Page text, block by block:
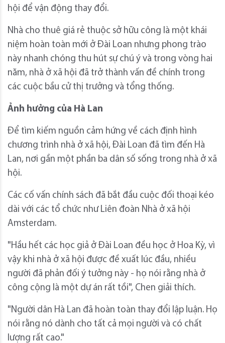
hội để vận động thay đổi.
Nhà cho thuê giá rẻ thuộc sở hữu công là một khái
niệm hoàn toàn mới ở Đài Loan nhưng phong trào
này nhanh chóng thu hút sự chú ý và trong vòng hai
năm, nhà ở xã hội đã trở thành vấn đề chính trong
các cuộc bầu cử thị trưởng và tổng thống.
Ảnh hưởng của Hà Lan
Để tìm kiếm nguồn cảm hứng về cách định hình
chương trình nhà ở xã hội, Đài Loan đã tìm đến Hà
Lan, nơi gần một phần ba dân số sống trong nhà ở xã
hội.
Các cố vấn chính sách đã bắt đầu cuộc đối thoại kéo
dài với các tổ chức như Liên đoàn Nhà ở xã hội
Amsterdam.
"Hầu hết các học giả ở Đài Loan đều học ở Hoa Kỳ, vì
vậy khi nhà ở xã hội được đề xuất lúc đầu, nhiều
người đã phản đối ý tưởng này - họ nói rằng nhà ở
công cộng là một dự án rất tồi", Chen giải thích.
"Người dân Hà Lan đã hoàn toàn thay đổi lập luận. Họ
nói rằng nó dành cho tất cả mọi người và có chất
lượng rất cao."